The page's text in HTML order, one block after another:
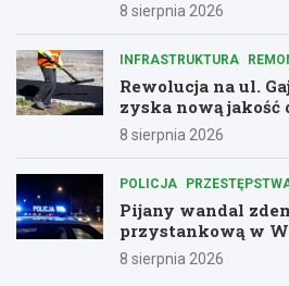
8 sierpnia 2026
INFRASTRUKTURA
Rewolucja na ul.
zyska nową jakość
8 sierpnia 2026
POLICJA
Pijany wandal
przystankową w
8 sierpnia 2026